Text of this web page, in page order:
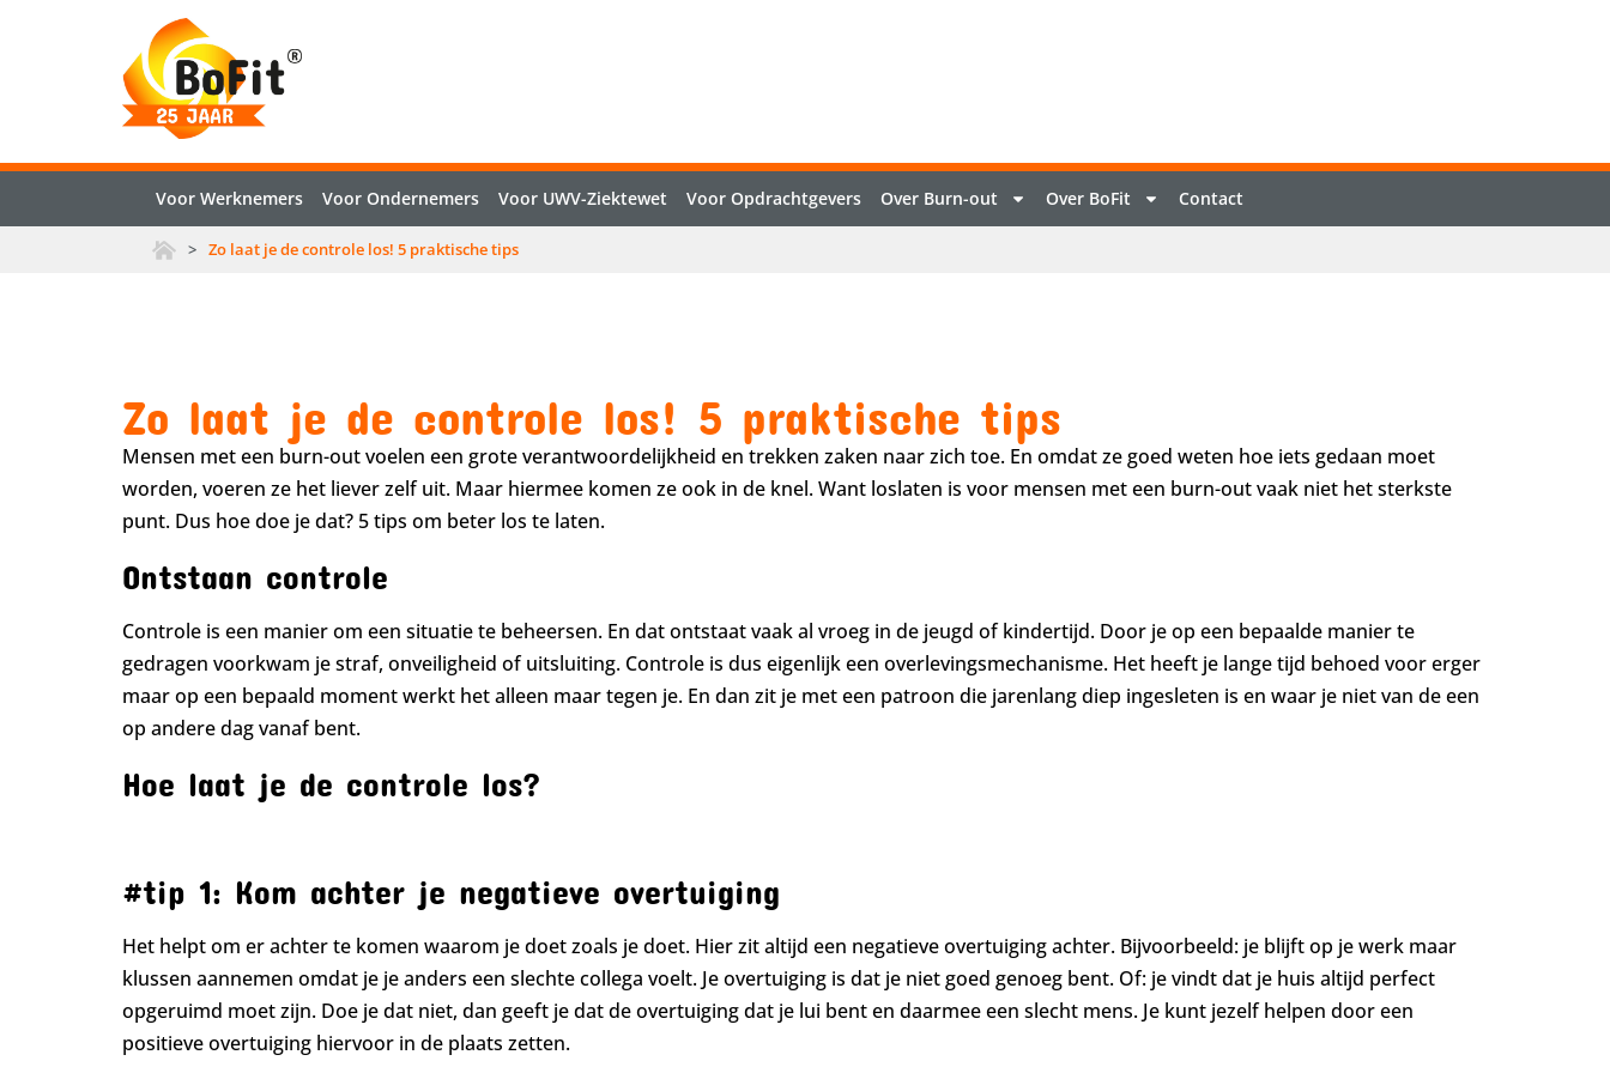
Voor Werknemers Voor Ondernemers Voor UWV-Ziektewet Voor Opdrachtgevers Over Burn-out Over BoFit Contact
> Zo laat je de controle los! 5 praktische tips
Zo laat je de controle los! 5 praktische tips
Mensen met een burn-out voelen een grote verantwoordelijkheid en trekken zaken naar zich toe. En omdat ze goed weten hoe iets gedaan moet
worden, voeren ze het liever zelf uit. Maar hiermee komen ze ook in de knel. Want loslaten is voor mensen met een burn-out vaak niet het sterkste
punt. Dus hoe doe je dat? 5 tips om beter los te laten.
Ontstaan controle
Controle is een manier om een situatie te beheersen. En dat ontstaat vaak al vroeg in de jeugd of kindertijd. Door je op een bepaalde manier te
gedragen voorkwam je straf, onveiligheid of uitsluiting. Controle is dus eigenlijk een overlevingsmechanisme. Het heeft je lange tijd behoed voor erger
maar op een bepaald moment werkt het alleen maar tegen je. En dan zit je met een patroon die jarenlang diep ingesleten is en waar je niet van de een
op andere dag vanaf bent.
Hoe laat je de controle los?
#tip 1: Kom achter je negatieve overtuiging
Het helpt om er achter te komen waarom je doet zoals je doet. Hier zit altijd een negatieve overtuiging achter. Bijvoorbeeld: je blijft op je werk maar
klussen aannemen omdat je je anders een slechte collega voelt. Je overtuiging is dat je niet goed genoeg bent. Of: je vindt dat je huis altijd perfect
opgeruimd moet zijn. Doe je dat niet, dan geeft je dat de overtuiging dat je lui bent en daarmee een slecht mens. Je kunt jezelf helpen door een
positieve overtuiging hiervoor in de plaats zetten.